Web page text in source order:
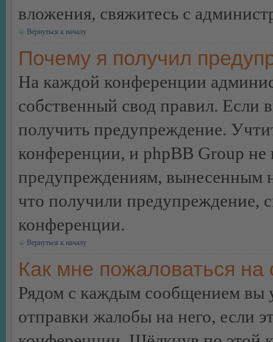
вложения, свяжитесь с
Вернуться к началу
Почему я получил
На каждой конференции
собственный свод правил.
получить предупреждение.
конференции, и phpBB Group не
предупреждениям, вынесенным
что получили предупреждение,
конференции.
Вернуться к началу
Как мне пожаловаться
Рядом с каждым сообщением вы
отправки жалобы на него, если